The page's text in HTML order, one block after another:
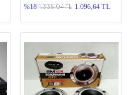
%18 1.335,04 TL 1.096,64 TL